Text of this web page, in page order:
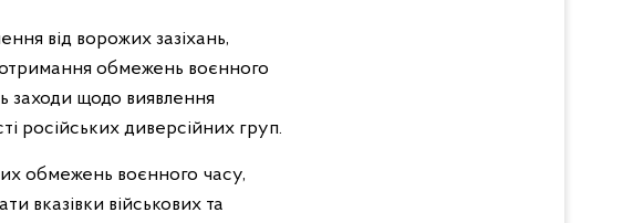
від ворожих зазіхань,
обмежень воєнного
заходи щодо виявлення
російських диверсійних груп.
обмежень воєнного часу,
вказівки військових та